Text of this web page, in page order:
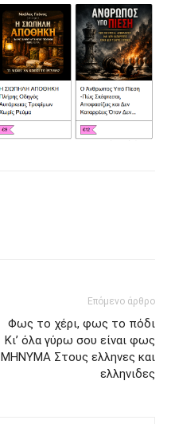
Επόμενο άρθρο
Φως το χέρι, φως το πόδι
Κι’ όλα γύρω σου είναι φως
ΜΗΝΥΜΑ Στους ελληνες και
ελληνιδες